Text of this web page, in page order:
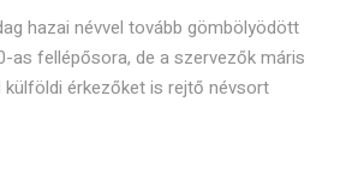
hazai névvel tovább gömbölyödött
as fellépősora, de a szervezők máris
külföldi érkezőket is rejtő névsort